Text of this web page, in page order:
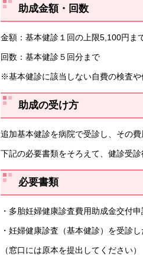
助成金額・回数
金額：基本健診１回の上限5,100円ま
回数：基本健診５回分まで
※基本健診に該当しない自費の検査や
助成の受け方
追加基本健診を病院で受診し、その
下記の必要書類をそろえて、健診受
必要書類
・多胎妊婦健康診査費用助成金交付
・妊婦健康診査（基本健診）を受診
（窓口には原本を提出してください）